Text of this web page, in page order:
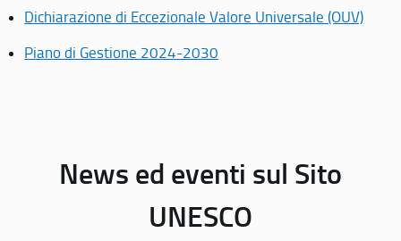
Dichiarazione di Eccezionale Valore Universale (OUV)
Piano di Gestione 2024-2030
News ed eventi sul Sito
UNESCO